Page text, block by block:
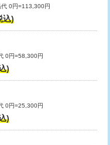
16,500円+材料費
0円=113,300円
込)
0円=58,300円
)
0円=25,300円
)